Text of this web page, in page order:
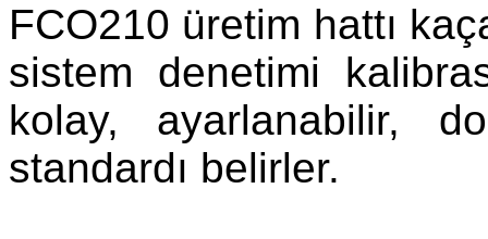
FCO210 üretim hattı
sistem denetimi
kolay, ayarlanabilir,
standardı belirler.